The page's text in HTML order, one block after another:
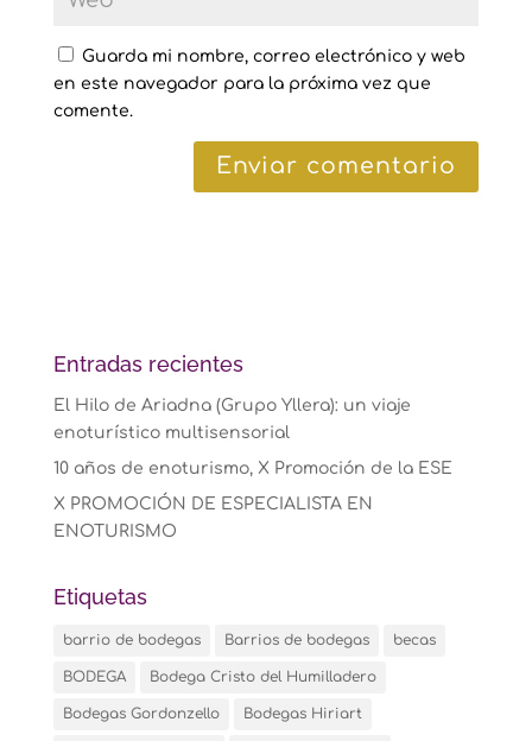
Guarda mi nombre, correo electrónico y web
en este navegador para la próxima vez que
comente.
Entradas recientes
El Hilo de Ariadna (Grupo Yllera): un viaje
enoturístico multisensorial
10 años de enoturismo, X Promoción de la ESE
X PROMOCIÓN DE ESPECIALISTA EN
ENOTURISMO
Etiquetas
barrio de bodegas Barrios de bodegas becas
BODEGA Bodega Cristo del Humilladero
Bodegas Gordonzello Bodegas Hiriart